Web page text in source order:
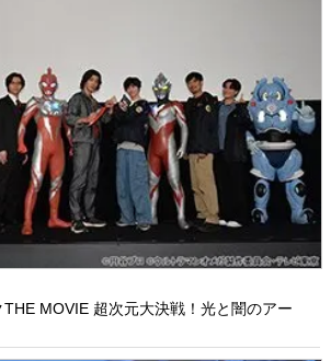
THE MOVIE 超次元大決戦！光と闇のアー